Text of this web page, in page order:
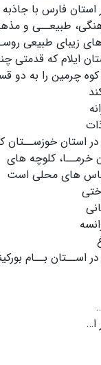
فارس با
طبیعــى و
زیباى طبیعى
ایلام که قدمتى
کوه چرمین را به دو
استان خوزســتان
خرمــا، کلوچه هاى
هاى محلى است
اســتان بــام
ا…